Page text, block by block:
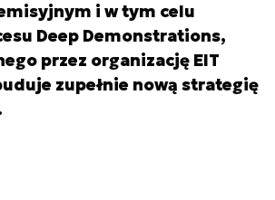
i w tym celu
Deep Demonstrations,
przez organizację EIT
zupełnie nową strategię